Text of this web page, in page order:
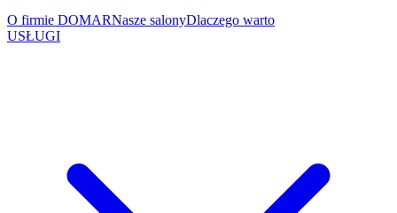
O firmie DOMARNasze salonyDlaczego warto
USŁUGI